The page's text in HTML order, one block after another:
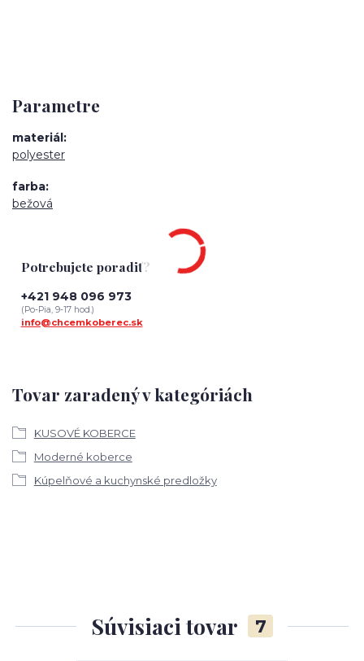
Parametre
materiál
polyester
farba
bežová
Tovar zaradený v kategóriách
KUSOVÉ KOBERCE
Moderné koberce
Kúpelňové a kuchynské predložky
Potrebujete poradiť?
+421 948 096 973
(Po-Pia, 9-17 hod.)
info@chcemkoberec.sk
Súvisiaci tovar 7